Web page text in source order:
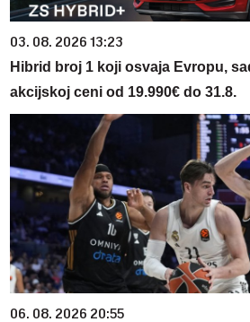
03. 08. 2026 13:23
Hibrid broj 1 koji osvaja Evropu,
akcijskoj ceni od 19.990€ do 31.8.
06. 08. 2026 20:55